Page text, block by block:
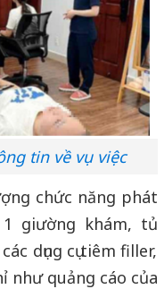
tin về vụ việc
chức năng phát
giường khám, tủ
dụng cụ tiêm filler,
như quảng cáo của